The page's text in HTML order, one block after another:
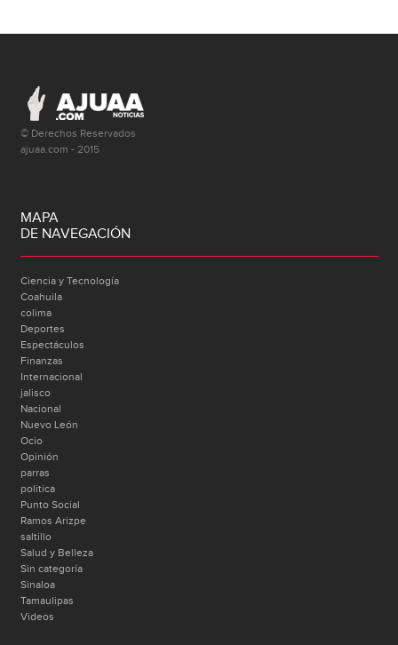
© Derechos Reservados
ajuaa.com - 2015
MAPA
DE NAVEGACIÓN
Ciencia y Tecnología
Coahuila
colima
Deportes
Espectáculos
Finanzas
Internacional
jalisco
Nacional
Nuevo León
Ocio
Opinión
parras
politica
Punto Social
Ramos Arizpe
saltillo
Salud y Belleza
Sin categoría
Sinaloa
Tamaulipas
Videos